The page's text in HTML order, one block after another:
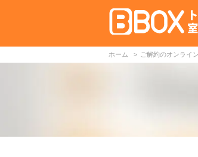
ホーム ご解約のオンライ